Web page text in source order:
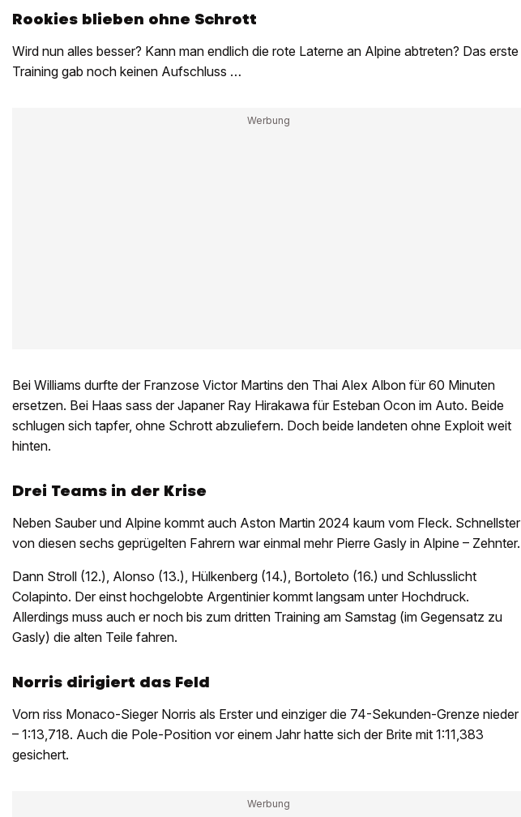
Rookies blieben ohne Schrott
Wird nun alles besser? Kann man endlich die rote Laterne an Alpine abtreten? Das erste
Training gab noch keinen Aufschluss …
Bei Williams durfte der Franzose Victor Martins den Thai Alex Albon für 60 Minuten
ersetzen. Bei Haas sass der Japaner Ray Hirakawa für Esteban Ocon im Auto. Beide
schlugen sich tapfer, ohne Schrott abzuliefern. Doch beide landeten ohne Exploit weit
hinten.
Drei Teams in der Krise
Neben Sauber und Alpine kommt auch Aston Martin 2024 kaum vom Fleck. Schnellster
von diesen sechs geprügelten Fahrern war einmal mehr Pierre Gasly in Alpine – Zehnter.
Dann Stroll (12.), Alonso (13.), Hülkenberg (14.), Bortoleto (16.) und Schlusslicht
Colapinto. Der einst hochgelobte Argentinier kommt langsam unter Hochdruck.
Allerdings muss auch er noch bis zum dritten Training am Samstag (im Gegensatz zu
Gasly) die alten Teile fahren.
Norris dirigiert das Feld
Vorn riss Monaco-Sieger Norris als Erster und einziger die 74-Sekunden-Grenze nieder
– 1:13,718. Auch die Pole-Position vor einem Jahr hatte sich der Brite mit 1:11,383
gesichert.